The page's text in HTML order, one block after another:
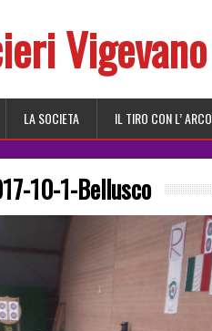
Vigevano
LA SOCIETA IL TIRO CON L’ ARCO
10-1-Bellusco